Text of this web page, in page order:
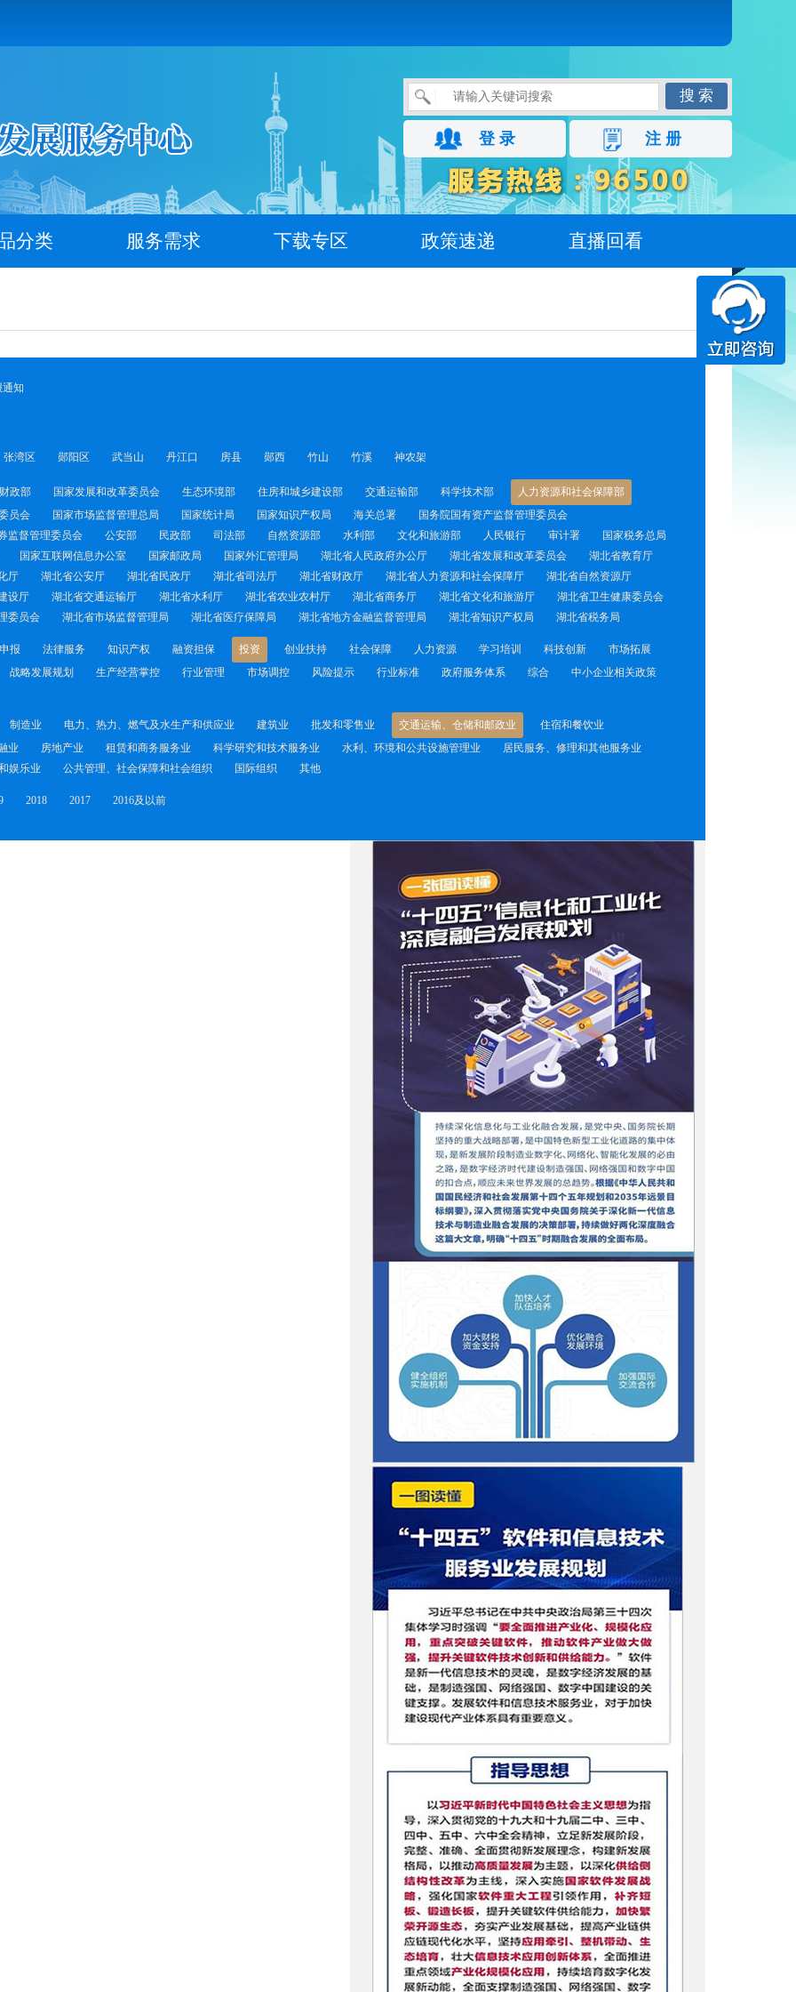
搜 索
登 录 注 册
分类 服务需求 下载专区 政策速递 直播回看
通知
张湾区 郧阳区 武当山 丹江口 房县 郧西 竹山 竹溪 神农架
财政部 国家发展和改革委员会 生态环境部 住房和城乡建设部 交通运输部 科学技术部
人力资源和社会保障部
员会 国家市场监督管理总局 国家统计局 国家知识产权局 海关总署
国务院国有资产监督管理委员会
监督管理委员会 公安部 民政部 司法部 自然资源部 水利部 文化和旅游部 人民银行 审计署
国家税务总局
国家互联网信息办公室 国家邮政局 国家外汇管理局 湖北省人民政府办公厅 湖北省发展和改革委员会
湖北省教育厅
厅 湖北省公安厅 湖北省民政厅 湖北省司法厅 湖北省财政厅 湖北省人力资源和社会保障厅
湖北省自然资源厅
设厅 湖北省交通运输厅 湖北省水利厅 湖北省农业农村厅 湖北省商务厅 湖北省文化和旅游厅
湖北省卫生健康委员会
委员会 湖北省市场监督管理局 湖北省医疗保障局 湖北省地方金融监督管理局 湖北省知识产权局 湖北省税务局
报 法律服务 知识产权 融资担保 投资 创业扶持 社会保障 人力资源 学习培训 科技创新
市场拓展
战略发展规划 生产经营掌控 行业管理 市场调控 风险提示 行业标准 政府服务体系 综合
中小企业相关政策
制造业 电力、热力、燃气及水生产和供应业 建筑业 批发和零售业 交通运输、仓储和邮政业
住宿和餐饮业
业 房地产业 租赁和商务服务业 科学研究和技术服务业 水利、环境和公共设施管理业
居民服务、修理和其他服务业
娱乐业 公共管理、社会保障和社会组织 国际组织 其他
2018 2017 2016及以前